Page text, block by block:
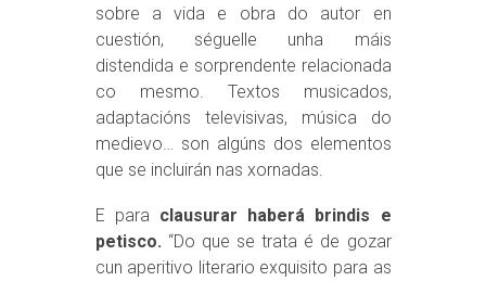
sobre a vida e obra do autor en
cuestión, séguelle unha máis
distendida e sorprendente relacionada
co mesmo. Textos musicados,
adaptacións televisivas, música do
medievo… son algúns dos elementos
que se incluirán nas xornadas.
E para clausurar haberá brindis e
petisco. “Do que se trata é de gozar
cun aperitivo literario exquisito para as